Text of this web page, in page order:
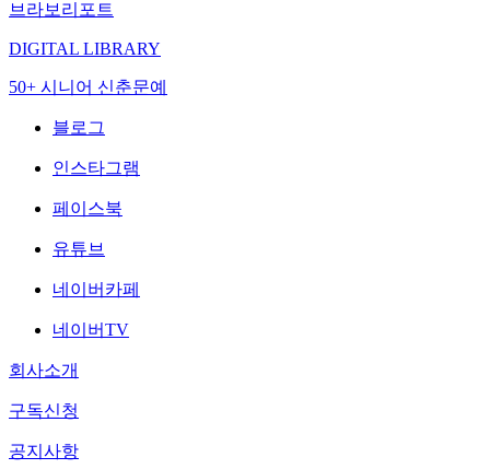
브라보리포트
DIGITAL LIBRARY
50+ 시니어 신춘문예
블로그
인스타그램
페이스북
유튜브
네이버카페
네이버TV
회사소개
구독신청
공지사항